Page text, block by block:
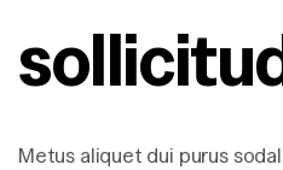
Metus aliquet dui purus